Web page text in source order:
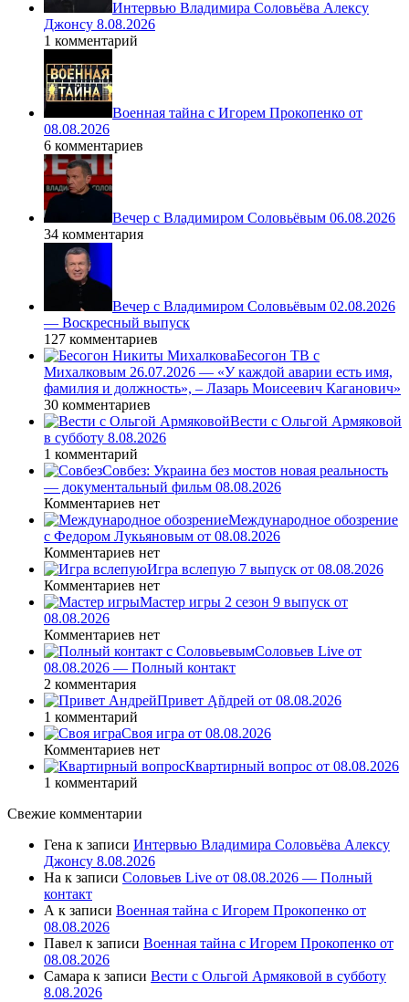
Интервью Владимира Соловьёва Алексу
Джонсу 8.08.2026
1 комментарий
Военная тайна с Игорем Прокопенко от
08.08.2026
6 комментариев
Вечер с Владимиром Соловьёвым 06.08.2026
34 комментария
Вечер с Владимиром Соловьёвым 02.08.2026
— Воскресный выпуск
127 комментариев
Бесогон ТВ с
Михалковым 26.07.2026 — «У каждой аварии есть имя,
фамилия и должность», – Лазарь Моисеевич Каганович»
30 комментариев
Вести с Ольгой Армяковой
в субботу 8.08.2026
1 комментарий
Совбез: Украина без мостов новая реальность
— документальный фильм 08.08.2026
Комментариев нет
Международное обозрение
с Федором Лукьяновым от 08.08.2026
Комментариев нет
Игра вслепую 7 выпуск от 08.08.2026
Комментариев нет
Мастер игры 2 сезон 9 выпуск от
08.08.2026
Комментариев нет
Соловьев Live от
08.08.2026 — Полный контакт
2 комментария
Привет Ąñдpей от 08.08.2026
1 комментарий
Своя игра от 08.08.2026
Комментариев нет
Квартирный вопрос от 08.08.2026
1 комментарий
Свежие комментарии
Гена к записи Интервью Владимира Соловьёва Алексу
Джонсу 8.08.2026
На к записи Соловьев Live от 08.08.2026 — Полный
контакт
А к записи Военная тайна с Игорем Прокопенко от
08.08.2026
Павел к записи Военная тайна с Игорем Прокопенко от
08.08.2026
Самара к записи Вести с Ольгой Армяковой в субботу
8.08.2026